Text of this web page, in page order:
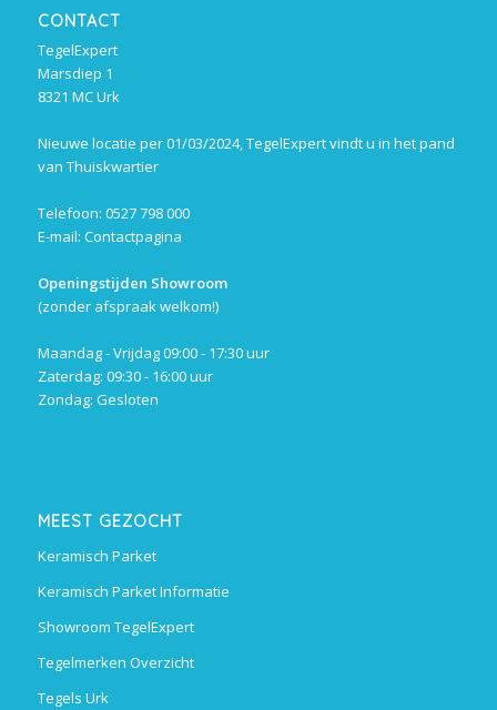
CONTACT
TegelExpert
Marsdiep 1
8321 MC Urk
Nieuwe locatie per 01/03/2024, TegelExpert vindt u in het pand
van Thuiskwartier
Telefoon: 0527 798 000
E-mail: Contactpagina
Openingstijden Showroom
(zonder afspraak welkom!)
Maandag - Vrijdag 09:00 - 17:30 uur
Zaterdag: 09:30 - 16:00 uur
Zondag: Gesloten
MEEST GEZOCHT
Keramisch Parket
Keramisch Parket Informatie
Showroom TegelExpert
Tegelmerken Overzicht
Tegels Urk